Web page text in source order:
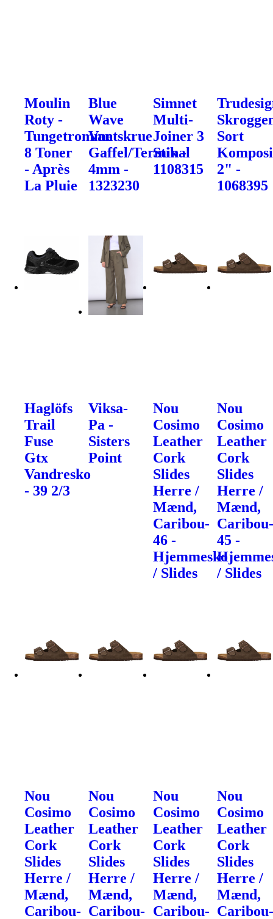
Moulin
Roty -
Tungetromme
8 Toner
- Après
La Pluie
Blue
Wave
Vantskrue
Gaffel/Terminal
4mm -
1323230
Simnet
Multi-
Joiner 3
Stik -
1108315
Sort
2" -
1068395
Haglöfs
Trail
Fuse
Gtx
Vandresko
- 39 2/3
Viksa-
Pa -
Sisters
Point
Nou
Cosimo
Leather
Cork
Slides
Herre /
Mænd,
Caribou-
46 -
Hjemmesko
/ Slides
Nou
Cosimo
Leather
Cork
Slides
Herre /
Mænd,
45 -
/ Slides
Nou
Cosimo
Leather
Cork
Slides
Herre /
Mænd,
Caribou-
Nou
Cosimo
Leather
Cork
Slides
Herre /
Mænd,
Caribou-
Nou
Cosimo
Leather
Cork
Slides
Herre /
Mænd,
Caribou-
Nou
Cosimo
Leather
Cork
Slides
Herre /
Mænd,